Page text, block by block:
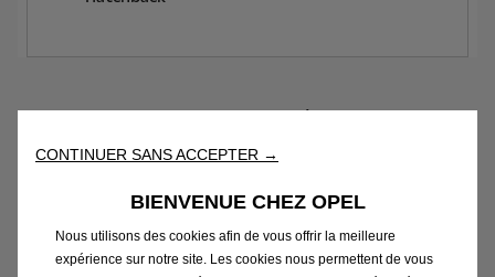
Nouveautés
CONTINUER SANS ACCEPTER →
BIENVENUE CHEZ OPEL
Nous utilisons des cookies afin de vous offrir la meilleure
expérience sur notre site. Les cookies nous permettent de vous